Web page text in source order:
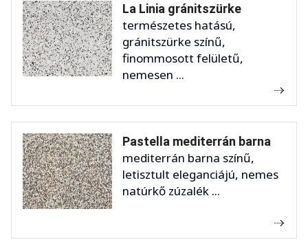
La Linia gránitszürke
természetes hatású,
gránitszürke színű,
finommosott felületű,
nemesen ...
Pastella mediterrán barna
mediterrán barna színű,
letisztult eleganciájú, nemes
natúrkő zúzalék ...